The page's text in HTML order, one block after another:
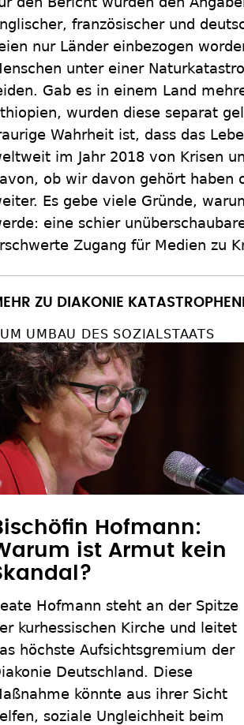
französischer und
nur Länder einbezogen
unter einer
Gab es in einem Land
wurden diese separat
Wahrheit ist, dass das
im Jahr 2018 von Krisen
ob wir davon gehört haben
Es gebe viele Gründe,
eine schier
Zugang für Medien zu
ZU DIAKONIE
UMBAU DES SOZIALSTAATS
Hofmann:
ist Armut kein
Hofmann steht an der Spitze
kurhessischen Kirche und leitet
höchste Aufsichtsgremium der
Deutschland. Diese
könnte aus ihrer Sicht
soziale Ungleichheit beim